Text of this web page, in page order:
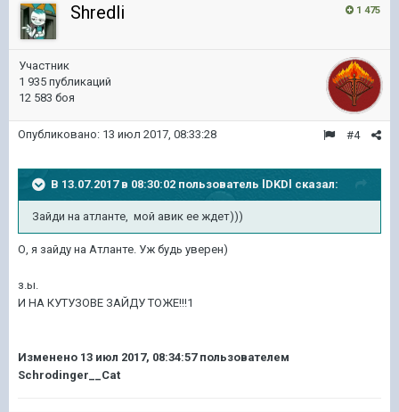
1 475
Shredli
Участник
1 935 публикаций
12 583 боя
#4
Опубликовано: 13 июл 2017, 08:33:28
В 13.07.2017 в 08:30:02 пользователь lDKDl сказал:
Зайди на атланте, мой авик ее ждет)))
О, я зайду на Атланте. Уж будь уверен)
з.ы.
И НА КУТУЗОВЕ ЗАЙДУ ТОЖЕ!!!1
Изменено 13 июл 2017, 08:34:57пользователем
Schrodinger__Cat